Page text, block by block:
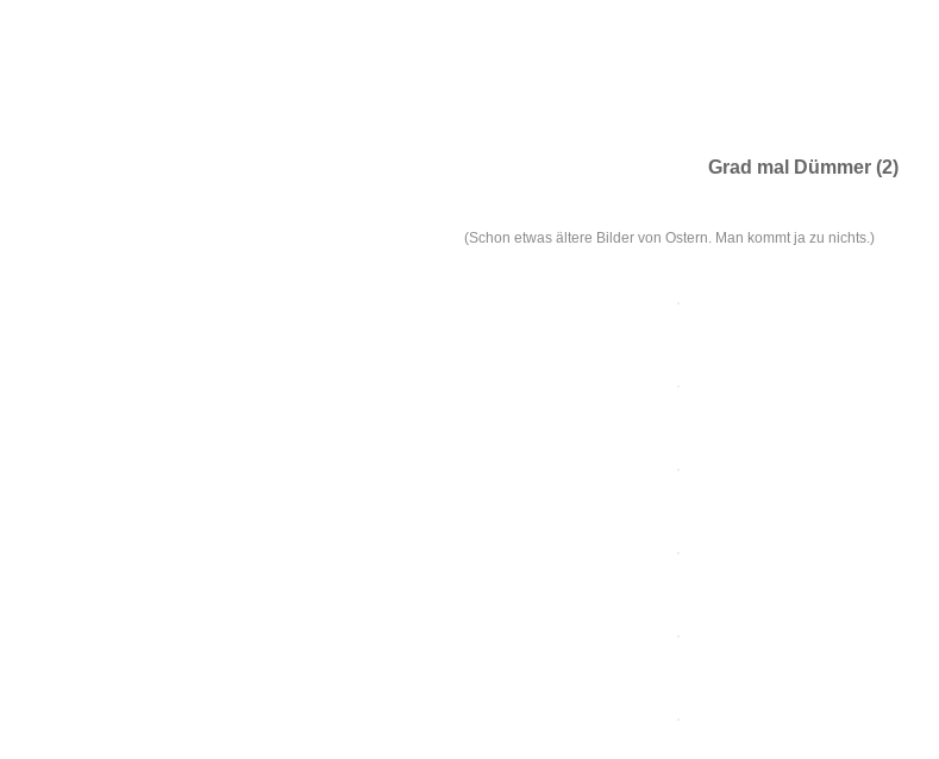
Grad mal Dümmer (2)
(Schon etwas ältere Bilder von Ostern. Man kommt ja zu nichts.)